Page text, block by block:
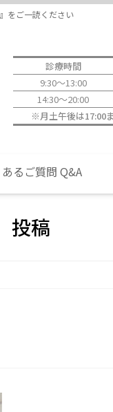
をご一読ください
診療時間
9:30～13:00
14:30～20:00
※月土午後は17:00
るご質問 Q&A
投稿